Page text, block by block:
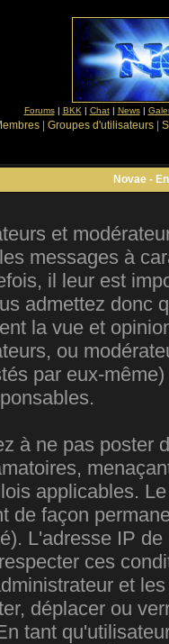
Forums| BKK | Chat| News|
Groupes d'utilisateurs
Novae -
et
messages à
il leur est
admettez donc
la vue et
ou
par eux-
à ne pas poster
applicables.
de façon
L'adresse IP
ces
et
déplacer ou
tant